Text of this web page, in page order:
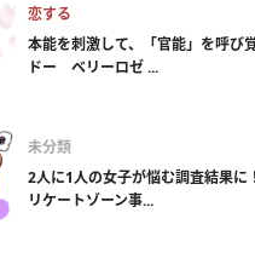
恋する
本能を刺激して、「官能」を呼び
ドー ベリーロゼ ...
未分類
2人に1人の女子が悩む調査結果
リケートゾーン事...